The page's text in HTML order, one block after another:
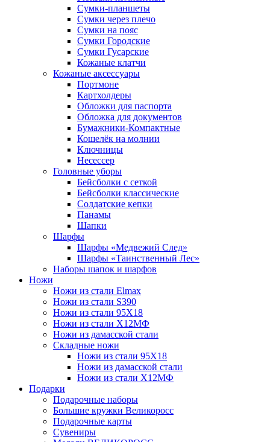
Сумки-планшеты
Сумки через плечо
Сумки на пояс
Сумки Городские
Сумки Гусарские
Кожаные клатчи
Кожаные аксессуары
Портмоне
Картхолдеры
Обложки для паспорта
Обложка для документов
Бумажники-Компактные
Кошелёк на молнии
Ключницы
Несессер
Головные уборы
Бейсболки с сеткой
Бейсболки классические
Солдатские кепки
Панамы
Шапки
Шарфы
Шарфы «Медвежий След»
Шарфы «Таинственный Лес»
Наборы шапок и шарфов
Ножи
Ножи из стали Elmax
Ножи из стали S390
Ножи из стали 95X18
Ножи из стали Х12МФ
Ножи из дамасской стали
Складные ножи
Ножи из стали 95X18
Ножи из дамасской стали
Ножи из стали Х12МФ
Подарки
Подарочные наборы
Большие кружки Великоросс
Подарочные карты
Сувениры